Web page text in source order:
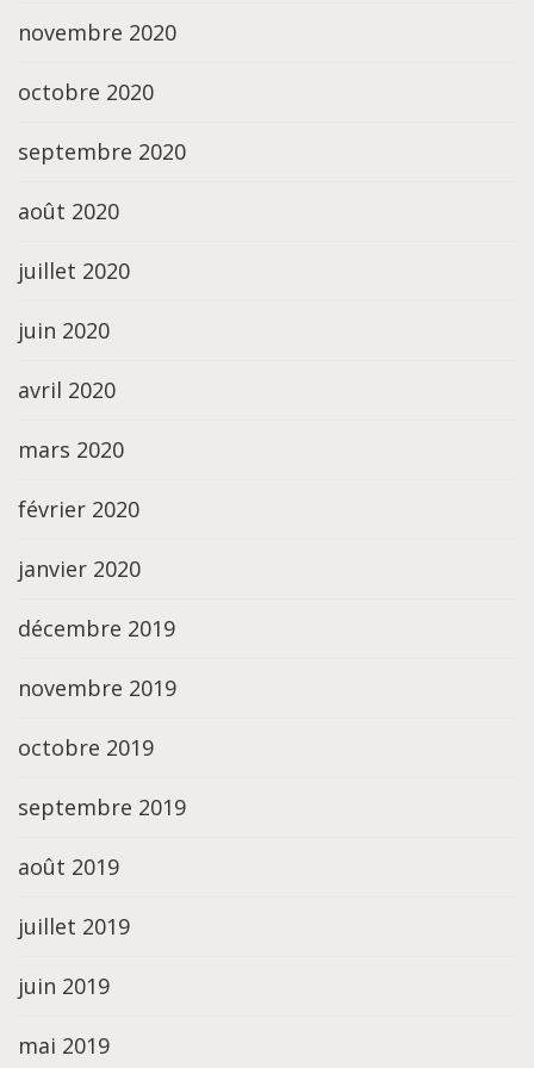
novembre 2020
octobre 2020
septembre 2020
août 2020
juillet 2020
juin 2020
avril 2020
mars 2020
février 2020
janvier 2020
décembre 2019
novembre 2019
octobre 2019
septembre 2019
août 2019
juillet 2019
juin 2019
mai 2019